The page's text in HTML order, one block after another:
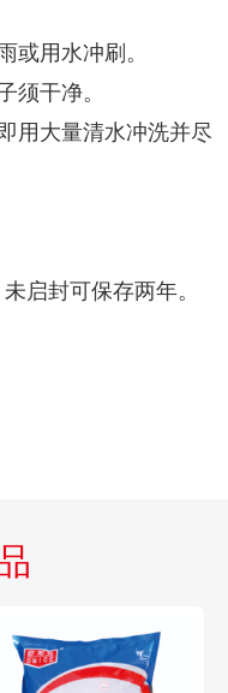
或用水冲刷。
须干净。
用大量清水冲洗并尽
启封可保存两年。